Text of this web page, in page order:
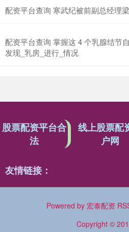
配资平台查询 寒武纪被前副总经理
配资平台查询 掌握这 4 个乳腺结节
发现_乳房_进行_情况
股票配资平台合
法
线上股票配
户网
友情链接：
Powered by 宏泰配资
Copyright ©